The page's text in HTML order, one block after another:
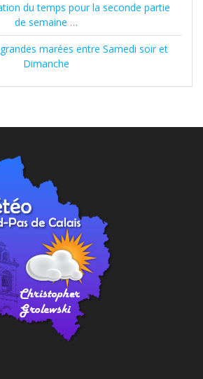
du temps pour la seconde partie
de semaine …
marées entre Samedi soir et
Dimanche